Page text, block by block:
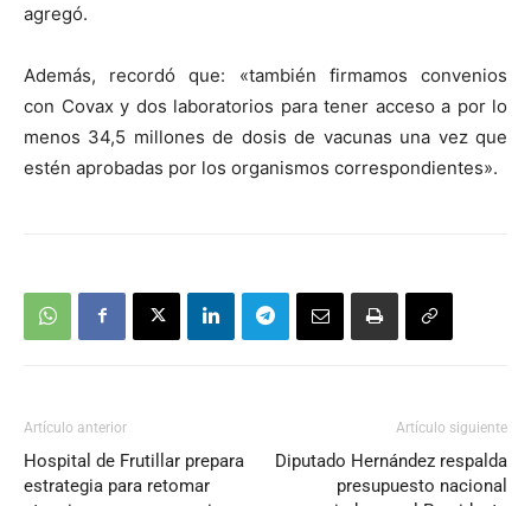
agregó.
Además, recordó que: «también firmamos convenios
con Covax y dos laboratorios para tener acceso a por lo
menos 34,5 millones de dosis de vacunas una vez que
estén aprobadas por los organismos correspondientes».
Artículo anterior
Hospital de Frutillar prepara
estrategia para retomar
Artículo siguiente
Diputado Hernández respalda
presupuesto nacional